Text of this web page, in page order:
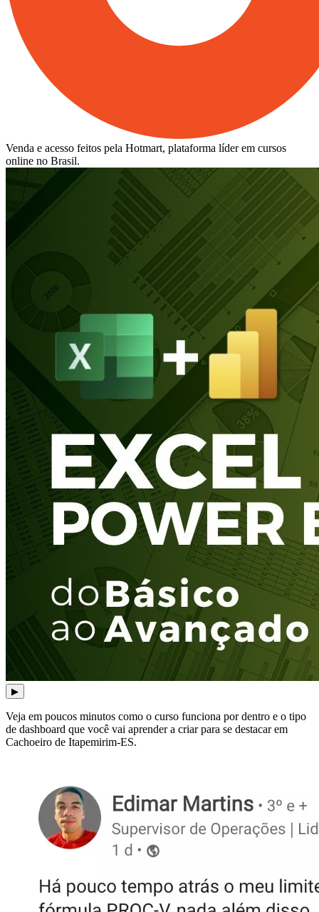
Venda e acesso feitos pela Hotmart, plataforma líder em cursos
online no Brasil.
▶
Veja em poucos minutos como o curso funciona por dentro e o tipo
de dashboard que você vai aprender a criar para se destacar em
Cachoeiro de Itapemirim-ES.